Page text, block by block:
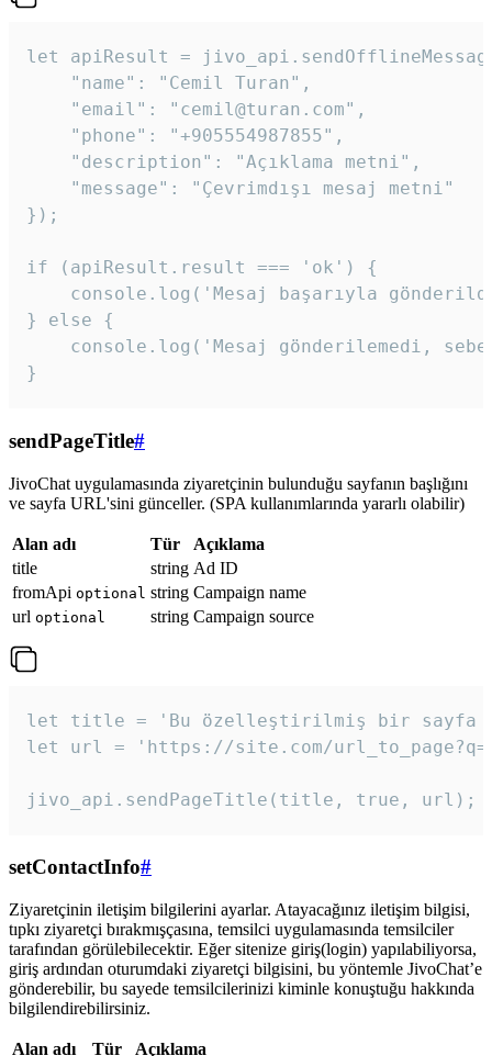
let apiResult =
    "name": "Cemil Turan",
    "email": "cemil@turan.com",
    "phone": "+905554987855",
    "description": "Açıklama metni",
    "message": "Çevrimdışı mesaj metni"
});
if (apiResult.result === 'ok') {
console.log('Mesaj başarıyla
} else {
console.log('Mesaj gönderilemedi,
}
sendPageTitle#
JivoChat uygulamasında ziyaretçinin bulunduğu sayfanın başlığını
ve sayfa URL'sini günceller. (SPA kullanımlarında yararlı olabilir)
Alan adı Tür
Açıklama
title
string Ad ID
fromApi optional string Campaign name
url optional string Campaign source
let title = 'Bu özelleştirilmiş bir sayfa
let url = 'https://site.com/
jivo_api.sendPageTitle(title, true, url);
setContactInfo#
Ziyaretçinin iletişim bilgilerini ayarlar. Atayacağınız iletişim bilgisi,
tıpkı ziyaretçi bırakmışçasına, temsilci uygulamasında temsilciler
tarafından görülebilecektir. Eğer sitenize giriş(login) yapılabiliyorsa,
giriş ardından oturumdaki ziyaretçi bilgisini, bu yöntemle JivoChat’e
gönderebilir, bu sayede temsilcilerinizi kiminle konuştuğu hakkında
bilgilendirebilirsiniz.
Alan adı Tür
Açıklama